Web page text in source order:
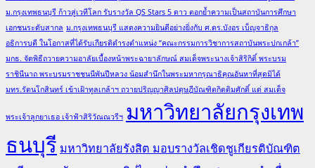
ม.กรุงเทพธนบุรี ก้าวสู่เวทีโลก รับรางวัล QS Stars 5 ดาว ตอกย้ำความเป็นสถาบันการศึกษา
เอกชนระดับสากล ม.กรุงเทพธนบุรี แสดงความยินดีอย่างยิ่งกับ ศ.ดร.บังอร เบ็ญจาธิกุล
อธิการบดี ในโอกาสที่ได้รับเกียรติดำรงตำแหน่ง “คณะกรรมการวิชาการสถาบันพระปกเกล้า”
มกธ. จัดพิธีถวายความอาลัยเบื้องหน้าพระฉายาลักษณ์ สมเด็จพระนางเจ้าสิริกิติ์ พระบรม
ราชินีนาถ พระบรมราชชนนีพันปีหลวง น้อมสำนึกในพระมหากรุณาธิคุณอันหาที่สุดมิได้
มทร.รัตนโกสินทร์ เข้าเฝ้าทูลเกล้าฯ ถวายปริญญาศิลปดุษฎีบัณฑิตกิตติมศักดิ์ แด่ สมเด็จ
พระเจ้าลูกยาเธอ เจ้าฟ้าสิริวัณณวรีฯ มหาวิทยาลัยกรุงเทพ
ธนบุรี มหาวิทยาลัยรังสิต มอบรางวัลเชิดชูเกียรติบัณฑิต